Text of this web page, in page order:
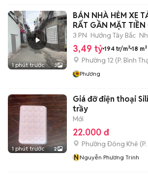
1 phút trước 3
BÁN NHÀ HẺM XE
RẤT GẦN MẶT
3 PN Hướng Tây Bắc
3,49 tỷ 194 tr/m² 18 m²
Phường 12 (P. Bình
Phương
1 phút trước 2
Giá đỡ điện thoại
trầy
Mới
22.000 đ
Phường Đông Khê (
NNguyễn Phương Trinh